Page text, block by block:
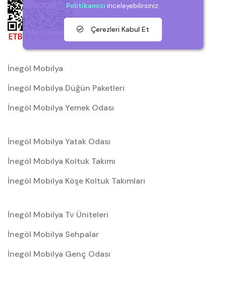
İnegöl Mobilya
İnegöl Mobilya Düğün Paketleri
İnegöl Mobilya Yemek Odası
İnegöl Mobilya Yatak Odası
İnegöl Mobilya Koltuk Takımı
İnegöl Mobilya Köşe Koltuk Takımları
İnegöl Mobilya Tv Üniteleri
İnegöl Mobilya Sehpalar
İnegöl Mobilya Genç Odası
Politikamızı inceleyebilirsiniz.
Çerezleri Kabul Et